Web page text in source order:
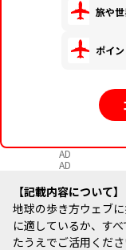
旅や
ポイ
AD
AD
記載内容について
地球の歩き方ウェブ
に適しているか、す
たうえでご活用くださ